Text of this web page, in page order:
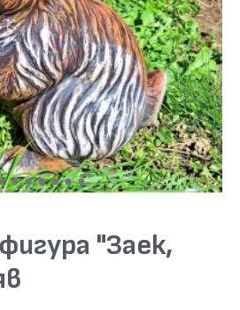
"Заек,